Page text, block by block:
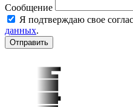
Сообщение
Я подтверждаю свое
данных.
Отправить